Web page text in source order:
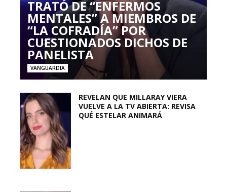
TRATÓ DE “ENFERMOS
MENTALES” A MIEMBROS DE
“LA COFRADÍA” POR
CUESTIONADOS DICHOS DE
PANELISTA
VANGUARDIA
REVELAN QUE MILLARAY VIERA
VUELVE A LA TV ABIERTA: REVISA
QUÉ ESTELAR ANIMARÁ